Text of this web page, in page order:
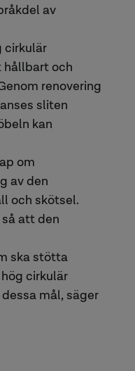
av
cirkulär
hållbart och
renovering
sliten
kan
om
av den
och skötsel.
att den
ska stötta
cirkulär
mål, säger